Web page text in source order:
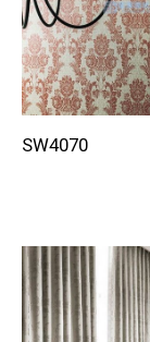
SW4070